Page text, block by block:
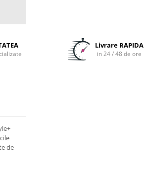
Livrare RAPIDA
in 24 / 48 de ore
de